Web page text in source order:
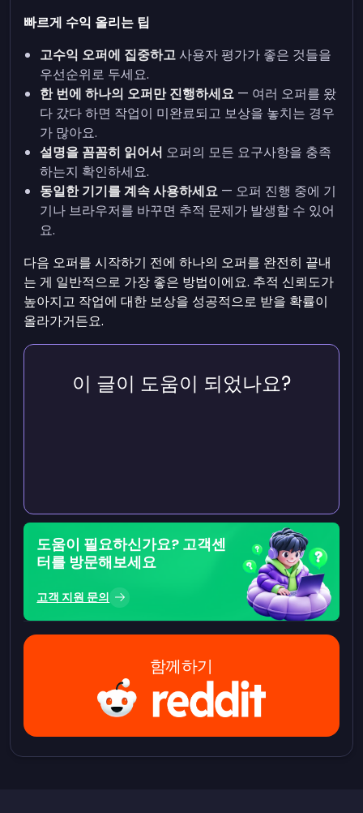
빠르게 수익 올리는 팁
고수익 오퍼에 집중하고사용자 평가가 좋은 것들을
우선순위로 두세요.
한 번에 하나의 오퍼만 진행하세요 — 여러 오퍼를 왔
다 갔다 하면 작업이 미완료되고 보상을 놓치는 경우
가 많아요.
설명을 꼼꼼히 읽어서 오퍼의 모든 요구사항을 충족
하는지 확인하세요.
동일한 기기를 계속 사용하세요 — 오퍼 진행 중에 기
기나 브라우저를 바꾸면 추적 문제가 발생할 수 있어
요.
다음 오퍼를 시작하기 전에 하나의 오퍼를 완전히 끝내
는 게 일반적으로 가장 좋은 방법이에요. 추적 신뢰도가
높아지고 작업에 대한 보상을 성공적으로 받을 확률이
올라가거든요.
이 글이 도움이 되었나요?
도움이 필요하신가요? 고객센
터를 방문해보세요
고객 지원 문의
함께하기